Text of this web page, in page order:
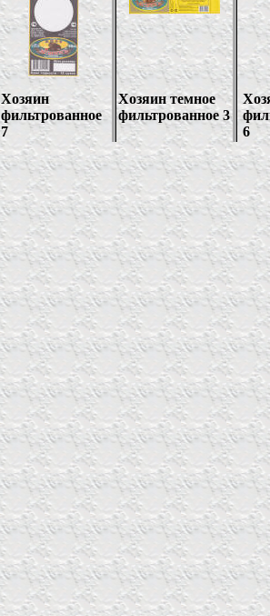
Хозяин
фильтрованное
7
Хозяин темное
фильтрованное 3
6